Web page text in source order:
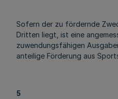
Sofern der zu fördernde
Dritten liegt, ist eine
zuwendungsfähigen
anteilige Förderung aus
5